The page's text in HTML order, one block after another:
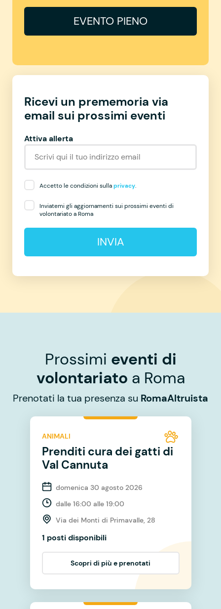
EVENTO PIENO
Ricevi un prememoria via
email sui prossimi eventi
Attiva allerta
Accetto le condizioni sullaprivacy.
Inviatemi gli aggiornamenti sui prossimi eventi di
volontariato a Roma
INVIA
Prossimi eventi di
volontariato a Roma
Prenotati la tua presenza su RomaAltruista
ANIMALI
Prenditi cura dei gatti di
Val Cannuta
domenica 30 agosto 2026
dalle 16:00 alle 19:00
Via dei Monti di Primavalle, 28
1 posti disponibili
Scopri di più e prenotati